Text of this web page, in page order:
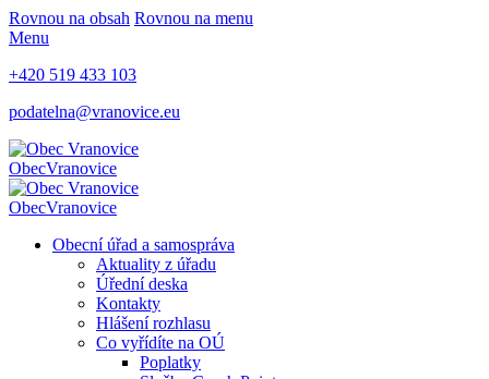
Rovnou na obsah Rovnou na menu
Menu
+420 519 433 103
podatelna@vranovice.eu
ObecVranovice
ObecVranovice
Obecní úřad a samospráva
Aktuality z úřadu
Úřední deska
Kontakty
Hlášení rozhlasu
Co vyřídíte na OÚ
Poplatky